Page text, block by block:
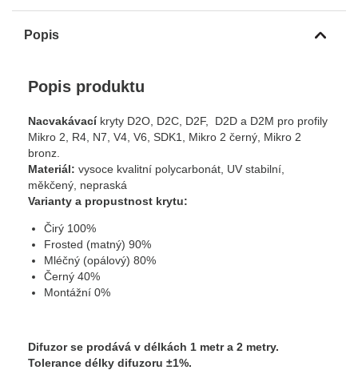
Popis
Popis produktu
Nacvakávacíkryty D2O, D2C, D2F, D2D a D2M pro profily
Mikro 2, R4, N7, V4, V6, SDK1, Mikro 2 černý, Mikro 2
bronz.
Materiál: vysoce kvalitní polycarbonát, UV stabilní,
měkčený, nepraská
Varianty a propustnost krytu:
Čirý 100%
Frosted (matný) 90%
Mléčný (opálový) 80%
Černý 40%
Montážní 0%
Difuzor se prodává v délkách 1 metr a 2 metry.
Tolerance délky difuzoru ±1%.